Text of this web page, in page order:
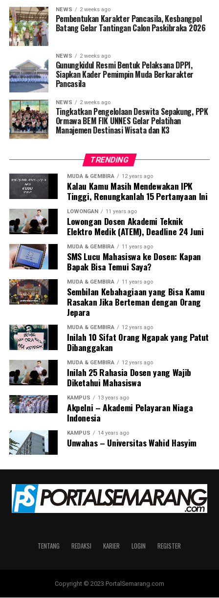
ruang yang unik dengan sentuhan suasana taman tropis
yang alami. Hotel Serrata dilengkapi dengan kolam
renang, cafe, restaurant, ruang rapat besar & kecil.
Sementara itu, nuansa etnik dihadirkan melalui lukisan,
perabot langka, dan pernik-pernik lain.
Masing-masing kamar hotel dilengkapi dengan AC, TV
berwarna, mini bar, kamar mandi air panas & dingin,
minuman compliment, dll. Di setiap 4 kamar tersedia
ruang keluarga.
Pondok Serrata Hotel mempunyai tipe kamar dari
tamu, 2 ruang keluarga, ruang kerja, dapur, bar dan
ruang ibadah / mushola.
Selain itu, Hotel Serrata menyediakan fasilitas lain
seperti, Meeting Room, Restaurant, Swimming Pool,
Lounge, Hotel, dan Wi-Fi HotSpot Area. Dari Hotel
Serrata, untuk Anda.
RELATED TOPICS: HOTEL SERRATA
UP NEXT
Azamara Quest Disambut Goyang Semarang
Natal, Hotel Dafam Bertema Polisi
Portal Semarang
memberikan informasi bermakna tentang gaya hidup warga
Kota Semarang dan sekitarnya. Tertarik kerja sama dengan
kami? Kontak Rosi: 0812-3826-1313
NEWS 2 weeks ago
Pembentukan Karakter Pancasila, Kesbangpol
Batang Gelar Tantingan Calon Paskibraka 2026
NEWS 2 weeks ago
Gunungkidul Resmi Bentuk Pelaksana DPPI,
Siapkan Kader Pemimpin Muda Berkarakter
Pancasila
NEWS 2 weeks ago
Tingkatkan Pengelolaan Deswita Sepakung, PPK
Ormawa BEM FIK UNNES Gelar Pelatihan
Manajemen Destinasi Wisata dan K3
TRENDING
MUDA & GEMBIRA 12 years ago
Kalau Kamu Masih Mendewakan IPK
Tinggi, Renungkanlah 15 Pertanyaan Ini
LOWONGAN 11 years ago
Lowongan Dosen Akademi Teknik
Elektro Medik (ATEM), Deadline 24 Juni
MUDA & GEMBIRA 11 years ago
SMS Lucu Mahasiswa ke Dosen: Kapan
Bapak Bisa Temui Saya?
MUDA & GEMBIRA 11 years ago
Sembilan Kebahagiaan yang Bisa Kamu
Rasakan Jika Berteman dengan Orang
Jepara
MUDA & GEMBIRA 12 years ago
Inilah 10 Sifat Orang Ngapak yang Patut
Dibanggakan
MUDA & GEMBIRA 12 years ago
Inilah 25 Rahasia Dosen yang Wajib
Diketahui Mahasiswa
KAMPUS 13 years ago
Akpelni – Akademi Pelayaran Niaga
Indonesia
KAMPUS 14 years ago
Unwahas – Universitas Wahid Hasyim
TENTANG REDAKSI KARIER LOGIN REGISTER
Copyright © 2023 PortalSemarang.com